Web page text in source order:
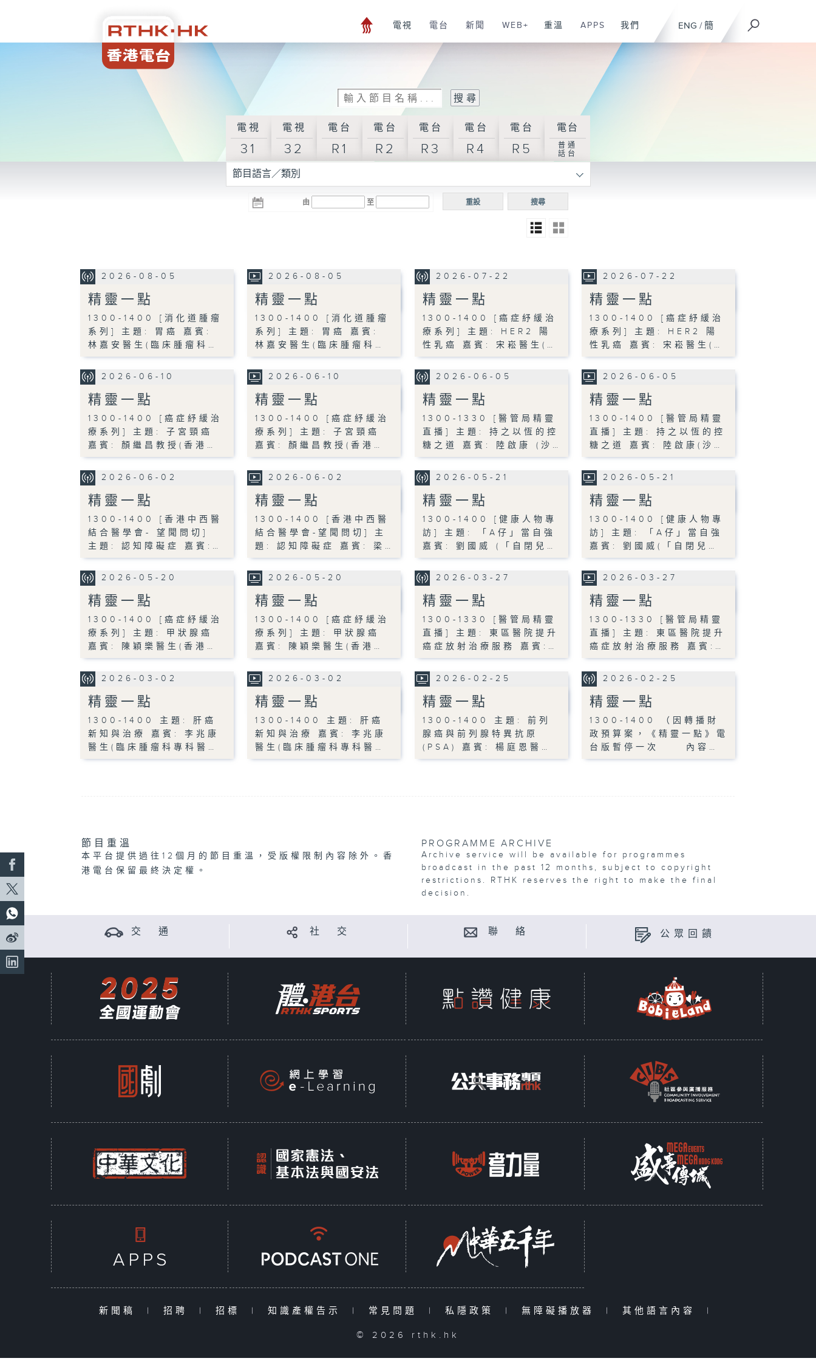
ENG / 簡
電視 電台 新聞 WEB+ 重溫 APPS 我們
電視
31
電視
32
電台
R1
電台
R2
電台
R3
電台
R4
電台
R5
電台
普通
話台
節目語言／類別
由 至 搜尋
重設
2026-08-05
精靈一點
1300-1400 [消化道腫瘤
系列] 主題: 胃癌 嘉賓:
林嘉安醫生(臨床腫瘤科…
2026-08-05
精靈一點
1300-1400 [消化道腫瘤
系列] 主題: 胃癌 嘉賓:
林嘉安醫生(臨床腫瘤科…
2026-07-22
精靈一點
1300-1400 [癌症紓緩治
療系列] 主題: HER2 陽
性乳癌 嘉賓: 宋崧醫生(…
2026-07-22
精靈一點
1300-1400 [癌症紓緩治
療系列] 主題: HER2 陽
性乳癌 嘉賓: 宋崧醫生(…
2026-06-10
精靈一點
1300-1400 [癌症紓緩治
療系列] 主題: 子宮頸癌
嘉賓: 顏繼昌教授(香港…
2026-06-10
精靈一點
1300-1400 [癌症紓緩治
療系列] 主題: 子宮頸癌
嘉賓: 顏繼昌教授(香港…
2026-06-05
精靈一點
1300-1330 [醫管局精靈
直播] 主題: 持之以恆的控
糖之道 嘉賓: 陸啟康 (沙…
2026-06-05
精靈一點
1300-1400 [醫管局精靈
直播] 主題: 持之以恆的控
糖之道 嘉賓: 陸啟康(沙…
2026-06-02
精靈一點
1300-1400 [香港中西醫
結合醫學會- 望聞問切]
主題: 認知障礙症 嘉賓:…
2026-06-02
精靈一點
1300-1400 [香港中西醫
結合醫學會-望聞問切] 主
題: 認知障礙症 嘉賓: 梁…
2026-05-21
精靈一點
1300-1400 [健康人物專
訪] 主題: 「A仔」當自強
嘉賓: 劉國威 (「自閉兒…
2026-05-21
精靈一點
1300-1400 [健康人物專
訪] 主題: 「A仔」當自強
嘉賓: 劉國威(「自閉兒…
2026-05-20
精靈一點
1300-1400 [癌症紓緩治
療系列] 主題: 甲狀腺癌
嘉賓: 陳穎樂醫生(香港…
2026-05-20
精靈一點
1300-1400 [癌症紓緩治
療系列] 主題: 甲狀腺癌
嘉賓: 陳穎樂醫生(香港…
2026-03-27
精靈一點
1300-1330 [醫管局精靈
直播] 主題: 東區醫院提升
癌症放射治療服務 嘉賓:…
2026-03-27
精靈一點
1300-1330 [醫管局精靈
直播] 主題: 東區醫院提升
癌症放射治療服務 嘉賓:…
2026-03-02
精靈一點
1300-1400 主題: 肝癌
新知與治療 嘉賓: 李兆康
醫生(臨床腫瘤科專科醫…
2026-03-02
精靈一點
1300-1400 主題: 肝癌
新知與治療 嘉賓: 李兆康
醫生(臨床腫瘤科專科醫…
2026-02-25
精靈一點
1300-1400 主題: 前列
腺癌與前列腺特異抗原
(PSA) 嘉賓: 楊庭恩醫…
2026-02-25
精靈一點
1300-1400 （因轉播財
政預算案，《精靈一點》電
台版暫停一次 內容…
節目重溫
本平台提供過往12個月的節目重溫，受版權限制內容除外。香
港電台保留最終決定權。
PROGRAMME ARCHIVE
Archive service will be available for programmes
broadcast in the past 12 months, subject to copyright
restrictions. RTHK reserves the right to make the final
decision.
交 通 社 交 聯 絡 公眾回饋
新聞稿 | 招聘 | 招標 | 知識產權告示 | 常見問題 | 私隱政策 | 無障礙播放器 | 其他語言內容 |
© 2026 rthk.hk